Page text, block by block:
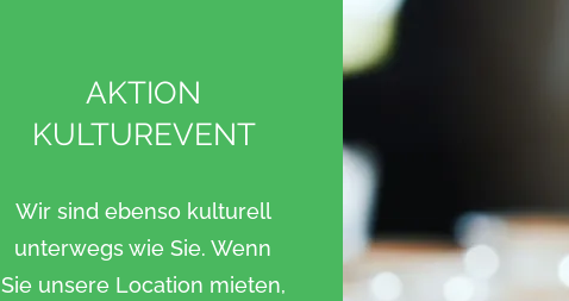
AKTION
KULTUREVENT
Wir sind ebenso kulturell
unterwegs wie Sie. Wenn
Sie unsere Location mieten,